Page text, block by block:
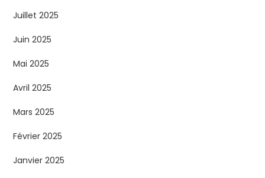
Juillet 2025
Juin 2025
Mai 2025
Avril 2025
Mars 2025
Février 2025
Janvier 2025